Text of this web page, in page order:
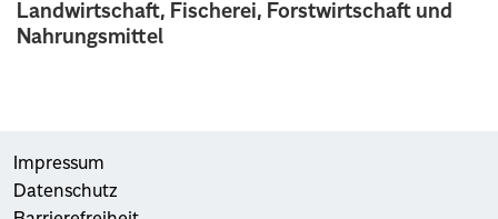
Landwirtschaft, Fischerei, Forstwirtschaft und
Nahrungsmittel
Impressum
Datenschutz